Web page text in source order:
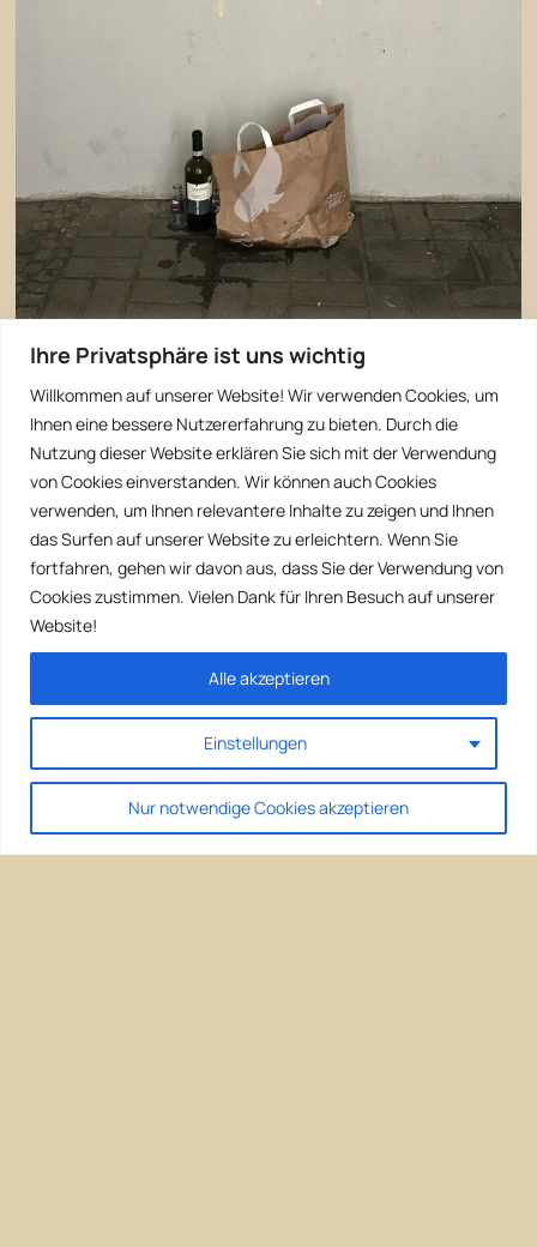
Ihre Privatsphäre ist uns wichtig
Willkommen auf unserer Website! Wir verwenden Cookies, um
Ihnen eine bessere Nutzererfahrung zu bieten. Durch die
Nutzung dieser Website erklären Sie sich mit der Verwendung
von Cookies einverstanden. Wir können auch Cookies
verwenden, um Ihnen relevantere Inhalte zu zeigen und Ihnen
das Surfen auf unserer Website zu erleichtern. Wenn Sie
fortfahren, gehen wir davon aus, dass Sie der Verwendung von
Cookies zustimmen. Vielen Dank für Ihren Besuch auf unserer
Website!
Einstellungen
Nur notwendige Cookies akzeptieren
Alle akzeptieren